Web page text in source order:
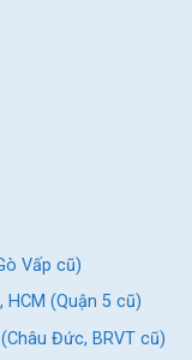
Vấp cũ)
HCM (Quận 5 cũ)
Đức, BRVT cũ)